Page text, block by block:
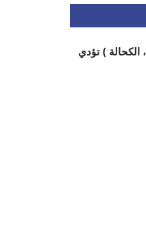
الكحالة ) تؤدي